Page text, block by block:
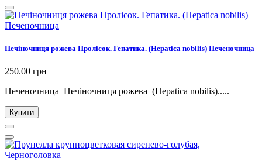
Печіночниця рожева Пролісок. Гепатика. (Hepatica nobilis) Печеночница
250.00 грн
Печеночница Печіночниця рожева (Hepatica nobilis).....
Купити